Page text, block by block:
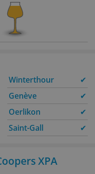
Winterthour
✔
Genève
✔
Oerlikon
✔
Saint-Gall
✔
XPA